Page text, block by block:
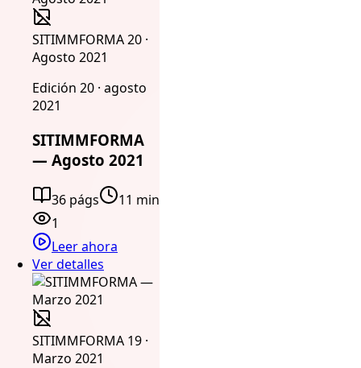
SITIMMFORMA 20 ·
Agosto 2021
Edición 20 · agosto
2021
SITIMMFORMA
— Agosto 2021
36 págs
11 min
1
Leer ahora
Ver detalles
SITIMMFORMA 19 ·
Marzo 2021